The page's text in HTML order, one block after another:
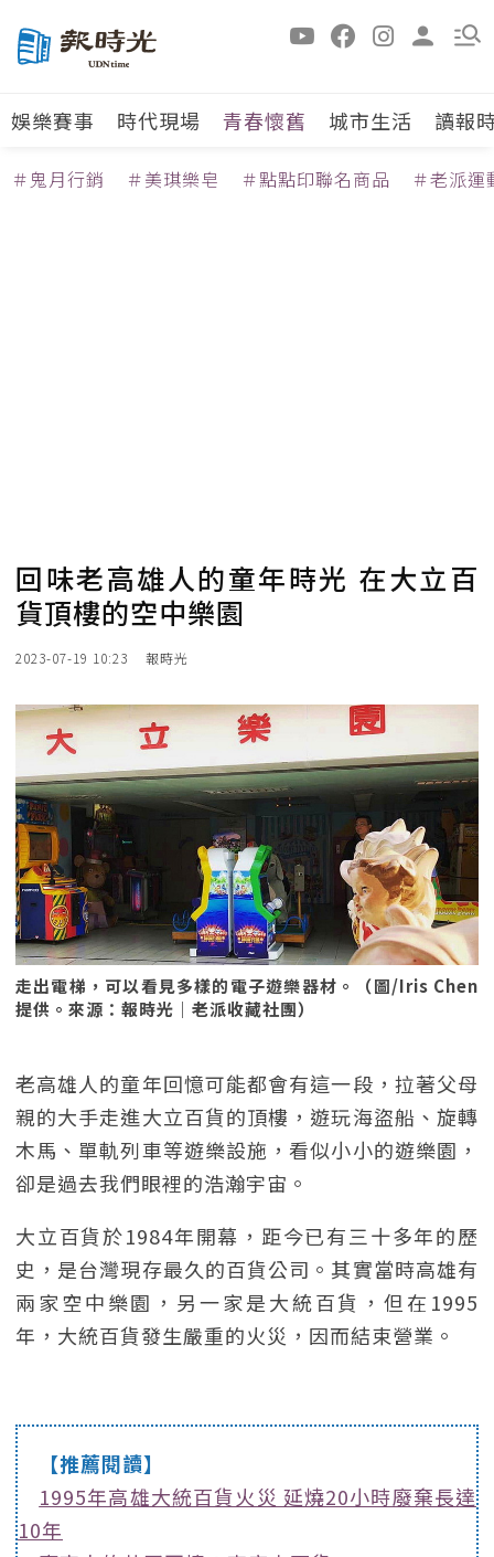
娛樂賽事 時代現場 青春懷舊 城市生活 讀報
＃鬼月行銷 ＃美琪樂皂 ＃點點印聯名商品 ＃老派運
回味老高雄人的童年時光 在大立百
貨頂樓的空中樂園
2023-07-19 10:23 報時光
走出電梯，可以看見多樣的電子遊樂器材。（圖/Iris Chen
提供。來源：報時光｜老派收藏社團）
老高雄人的童年回憶可能都會有這一段，拉著父母
親的大手走進大立百貨的頂樓，遊玩海盜船、旋轉
木馬、單軌列車等遊樂設施，看似小小的遊樂園，
卻是過去我們眼裡的浩瀚宇宙。
大立百貨於1984年開幕，距今已有三十多年的歷
史，是台灣現存最久的百貨公司。其實當時高雄有
兩家空中樂園，另一家是大統百貨，但在1995
年，大統百貨發生嚴重的火災，因而結束營業。
【推薦閱讀】
1995年高雄大統百貨火災 延燒20小時廢棄長達
10年